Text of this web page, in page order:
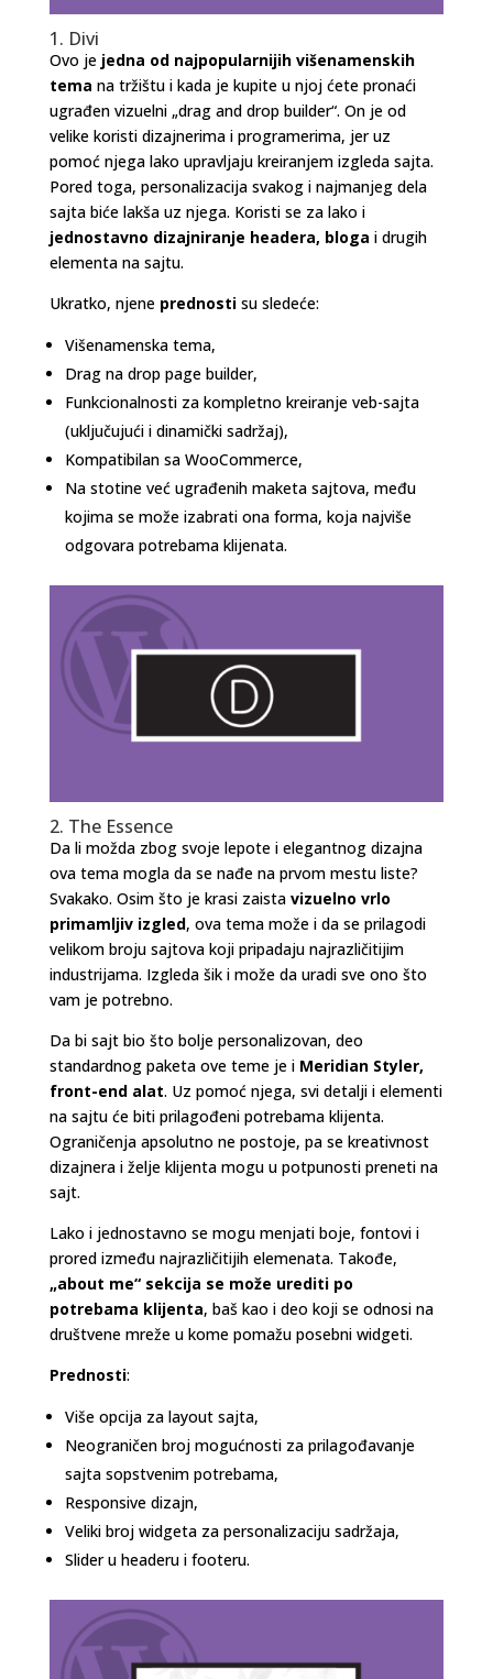
1. Divi
Ovo jejedna od najpopularnijih višenamenskih
tema na tržištu i kada je kupite u njoj ćete pronaći
ugrađen vizuelni „drag and drop builder“. On je od
velike koristi dizajnerima i programerima, jer uz
pomoć njega lako upravljaju kreiranjem izgleda sajta.
Pored toga, personalizacija svakog i najmanjeg dela
sajta biće lakša uz njega. Koristi se za lako i
jednostavno dizajniranje headera, bloga i drugih
elementa na sajtu.
Ukratko, njene prednosti su sledeće:
Višenamenska tema,
Drag na drop page builder,
Funkcionalnosti za kompletno kreiranje veb-sajta
(uključujući i dinamički sadržaj),
Kompatibilan sa WooCommerce,
Na stotine već ugrađenih maketa sajtova, među
kojima se može izabrati ona forma, koja najviše
odgovara potrebama klijenata.
2. The Essence
Da li možda zbog svoje lepote i elegantnog dizajna
ova tema mogla da se nađe na prvom mestu liste?
Svakako. Osim što je krasi zaista vizuelno vrlo
primamljiv izgled, ova tema može i da se prilagodi
velikom broju sajtova koji pripadaju najrazličitijim
industrijama. Izgleda šik i može da uradi sve ono što
vam je potrebno.
Da bi sajt bio što bolje personalizovan, deo
standardnog paketa ove teme je i Meridian Styler,
front-end alat. Uz pomoć njega, svi detalji i elementi
na sajtu će biti prilagođeni potrebama klijenta.
Ograničenja apsolutno ne postoje, pa se kreativnost
dizajnera i želje klijenta mogu u potpunosti preneti na
sajt.
Lako i jednostavno se mogu menjati boje, fontovi i
prored između najrazličitijih elemenata. Takođe,
„about me“ sekcija se može urediti po
potrebama klijenta, baš kao i deo koji se odnosi na
društvene mreže u kome pomažu posebni widgeti.
Prednosti:
Više opcija za layout sajta,
Neograničen broj mogućnosti za prilagođavanje
sajta sopstvenim potrebama,
Responsive dizajn,
Veliki broj widgeta za personalizaciju sadržaja,
Slider u headeru i footeru.